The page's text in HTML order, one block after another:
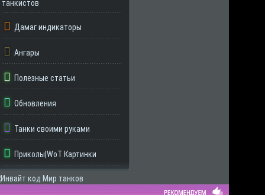
танкистов
Дамаг индикаторы
Ангары
Полезные статьи
Обновления
Танки своими руками
Приколы|WoT Картинки